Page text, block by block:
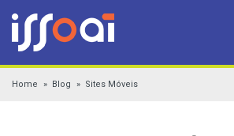
Home Blog Sites Móveis